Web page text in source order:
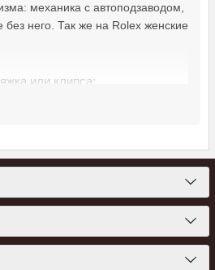
механика с автоподзаводом,
него. Так же на Rolex женские
или клипса;
Rolex - это в первую очередь
женские часы оригинал
образ и сочетаются со всеми